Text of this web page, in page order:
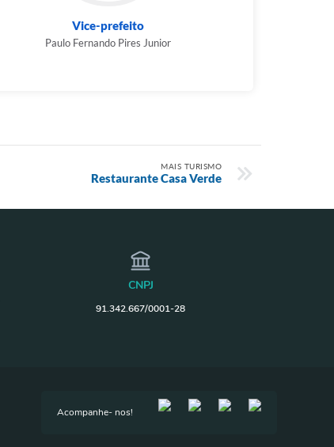
Vice-prefeito
Paulo Fernando Pires Junior
MAIS TURISMO
Restaurante Casa Verde
CNPJ
91.342.667/0001-28
Acompanhe- nos!